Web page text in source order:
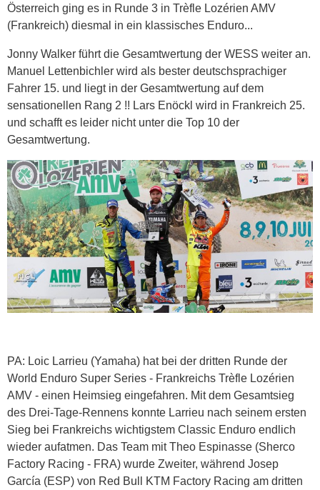
Österreich ging es in Runde 3 in Trèfle Lozérien AMV
(Frankreich) diesmal in ein klassisches Enduro...
Jonny Walker führt die Gesamtwertung der WESS weiter an.
Manuel Lettenbichler wird als bester deutschsprachiger
Fahrer 15. und liegt in der Gesamtwertung auf dem
sensationellen Rang 2 !! Lars Enöckl wird in Frankreich 25.
und schafft es leider nicht unter die Top 10 der
Gesamtwertung.
PA: Loic Larrieu (Yamaha) hat bei der dritten Runde der
World Enduro Super Series - Frankreichs Trèfle Lozérien
AMV - einen Heimsieg eingefahren. Mit dem Gesamtsieg
des Drei-Tage-Rennens konnte Larrieu nach seinem ersten
Sieg bei Frankreichs wichtigstem Classic Enduro endlich
wieder aufatmen. Das Team mit Theo Espinasse (Sherco
Factory Racing - FRA) wurde Zweiter, während Josep
García (ESP) von Red Bull KTM Factory Racing am dritten